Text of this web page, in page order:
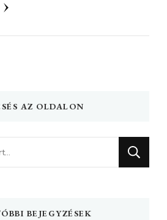
AZ OLDALON
BEJEGYZÉSEK